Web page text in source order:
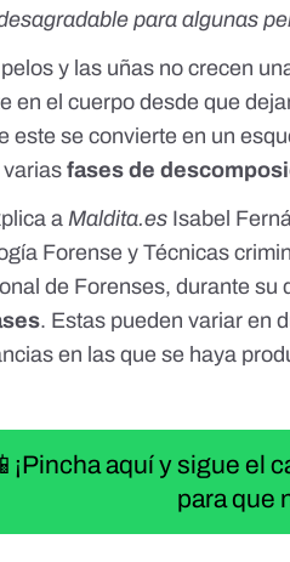
para algunas
pelos y las uñas no crecen
en el cuerpo desde que
este se convierte en un
variasfases de
aMaldita.es Isabel
Forense y Técnicas
de Forenses, durante su
. Estas pueden variar en
en las que se haya
¡Pincha aquí y sigue el
para que